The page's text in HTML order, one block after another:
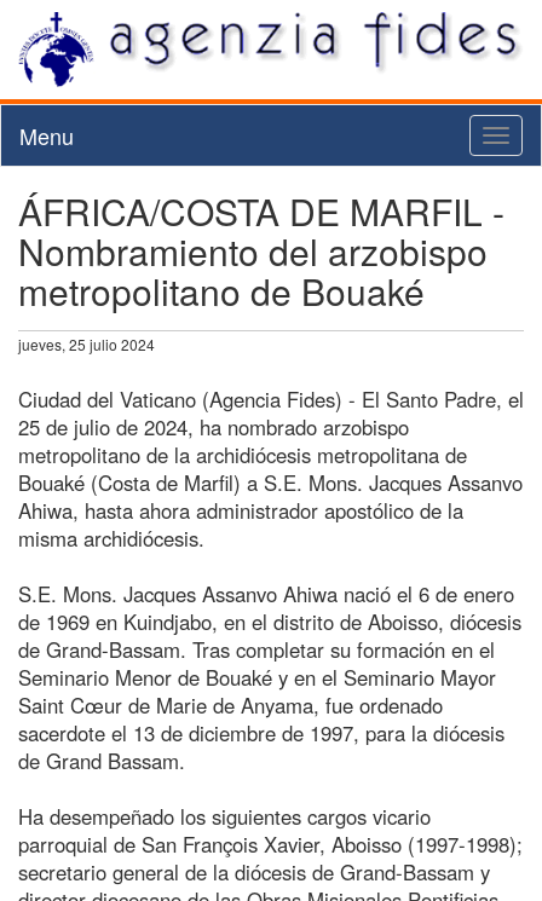
Menu
ÁFRICA/COSTA DE MARFIL -
Nombramiento del arzobispo
metropolitano de Bouaké
jueves, 25 julio 2024
Ciudad del Vaticano (Agencia Fides) - El Santo Padre, el
25 de julio de 2024, ha nombrado arzobispo
metropolitano de la archidiócesis metropolitana de
Bouaké (Costa de Marfil) a S.E. Mons. Jacques Assanvo
Ahiwa, hasta ahora administrador apostólico de la
misma archidiócesis.
S.E. Mons. Jacques Assanvo Ahiwa nació el 6 de enero
de 1969 en Kuindjabo, en el distrito de Aboisso, diócesis
de Grand-Bassam. Tras completar su formación en el
Seminario Menor de Bouaké y en el Seminario Mayor
Saint Cœur de Marie de Anyama, fue ordenado
sacerdote el 13 de diciembre de 1997, para la diócesis
de Grand Bassam.
Ha desempeñado los siguientes cargos vicario
parroquial de San François Xavier, Aboisso (1997-1998);
secretario general de la diócesis de Grand-Bassam y